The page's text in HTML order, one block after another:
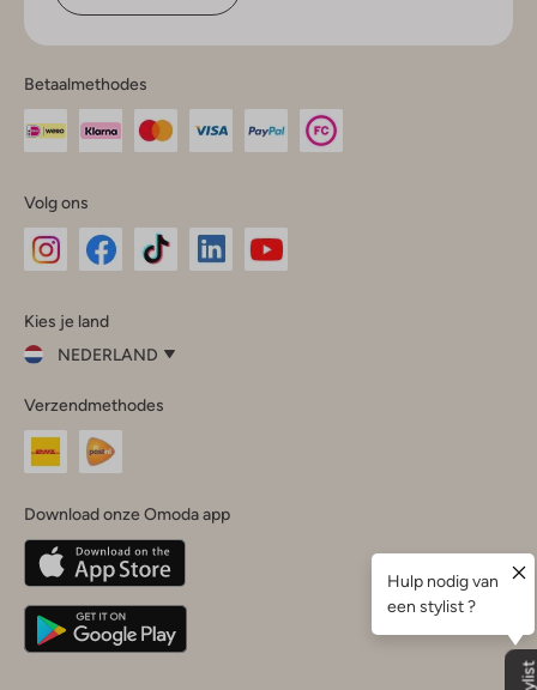
Betaalmethodes
Volg ons
InstagramFacebook
Kies je land
NEDERLAND
je
land
Nederland
Belgique(Français)
Deutschland
Verzendmethodes
Download onze Omoda app